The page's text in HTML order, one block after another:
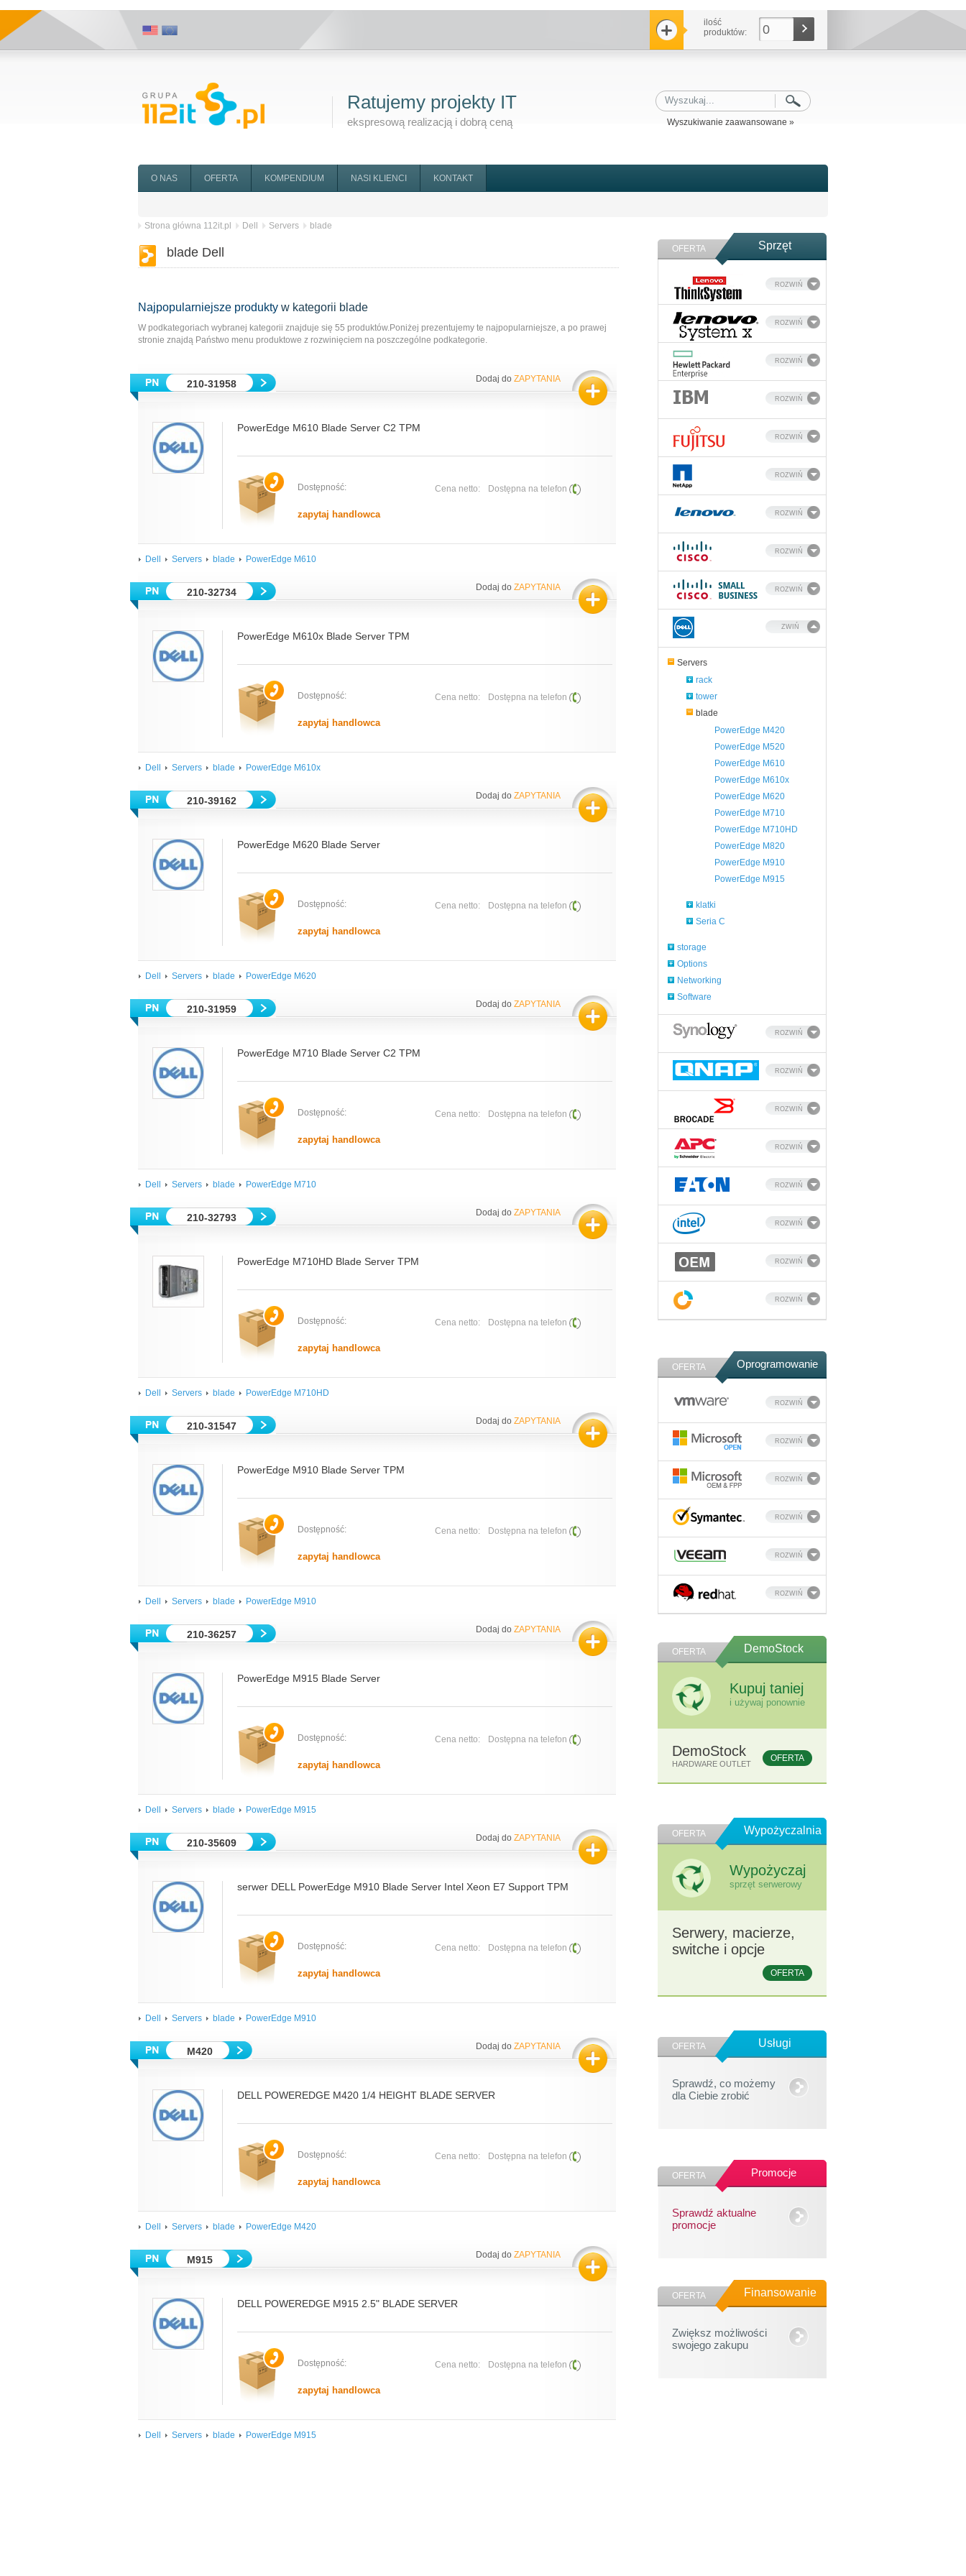
ilość
produktów:
0
Ratujemy projekty IT
ekspresową realizacją i dobrą ceną Wyszukiwanie zaawansowane »
O NAS OFERTA KOMPENDIUM NASI KLIENCI KONTAKT
OFERTA Sprzęt
ROZWIŃ
ROZWIŃ
ROZWIŃ
ROZWIŃ
ROZWIŃ
ROZWIŃ
ROZWIŃ
ROZWIŃ
ROZWIŃ
ZWIŃ
Servers
rack
tower
blade
PowerEdge M420
PowerEdge M520
PowerEdge M610
PowerEdge M610x
PowerEdge M620
PowerEdge M710
PowerEdge M710HD
PowerEdge M820
PowerEdge M910
PowerEdge M915
klatki
Seria C
storage
Options
Networking
Software
ROZWIŃ
ROZWIŃ
ROZWIŃ
ROZWIŃ
ROZWIŃ
ROZWIŃ
ROZWIŃ
ROZWIŃ
OFERTA Oprogramowanie
ROZWIŃ
ROZWIŃ
ROZWIŃ
ROZWIŃ
ROZWIŃ
ROZWIŃ
OFERTA DemoStock
Kupuj taniej
i używaj ponownie
DemoStock OFERTA
HARDWARE OUTLET
OFERTA Wypożyczalnia
Wypożyczaj
sprzęt serwerowy
Serwery, macierze,
switche i opcje
OFERTA
OFERTA Usługi
Sprawdź, co możemy
dla Ciebie zrobić
OFERTA Promocje
Sprawdź aktualne
promocje
OFERTA Finansowanie
Zwiększ możliwości
swojego zakupu
Strona główna 112it.pl Dell Servers blade
blade Dell
Najpopularniejsze produkty w kategorii blade
W podkategoriach wybranej kategorii znajduje się 55 produktów.Poniżej prezentujemy te najpopularniejsze, a po prawej
stronie znajdą Państwo menu produktowe z rozwinięciem na poszczególne podkategorie.
210-31958 Dodaj do ZAPYTANIA
PowerEdge M610 Blade Server C2 TPM
Dostępność:
zapytaj handlowca
Cena netto: Dostępna na telefon
Dell Servers blade PowerEdge M610
210-32734 Dodaj do ZAPYTANIA
PowerEdge M610x Blade Server TPM
Dostępność:
zapytaj handlowca
Cena netto: Dostępna na telefon
Dell Servers blade PowerEdge M610x
210-39162 Dodaj do ZAPYTANIA
PowerEdge M620 Blade Server
Dostępność:
zapytaj handlowca
Cena netto: Dostępna na telefon
Dell Servers blade PowerEdge M620
210-31959 Dodaj do ZAPYTANIA
PowerEdge M710 Blade Server C2 TPM
Dostępność:
zapytaj handlowca
Cena netto: Dostępna na telefon
Dell Servers blade PowerEdge M710
210-32793 Dodaj do ZAPYTANIA
PowerEdge M710HD Blade Server TPM
Dostępność:
zapytaj handlowca
Cena netto: Dostępna na telefon
Dell Servers blade PowerEdge M710HD
210-31547 Dodaj do ZAPYTANIA
PowerEdge M910 Blade Server TPM
Dostępność:
zapytaj handlowca
Cena netto: Dostępna na telefon
Dell Servers blade PowerEdge M910
210-36257 Dodaj do ZAPYTANIA
PowerEdge M915 Blade Server
Dostępność:
zapytaj handlowca
Cena netto: Dostępna na telefon
Dell Servers blade PowerEdge M915
210-35609 Dodaj do ZAPYTANIA
serwer DELL PowerEdge M910 Blade Server Intel Xeon E7 Support TPM
Dostępność:
zapytaj handlowca
Cena netto: Dostępna na telefon
Dell Servers blade PowerEdge M910
M420 Dodaj do ZAPYTANIA
DELL POWEREDGE M420 1/4 HEIGHT BLADE SERVER
Dostępność:
zapytaj handlowca
Cena netto: Dostępna na telefon
Dell Servers blade PowerEdge M420
M915 Dodaj do ZAPYTANIA
DELL POWEREDGE M915 2.5" BLADE SERVER
Dostępność:
zapytaj handlowca
Cena netto: Dostępna na telefon
Dell Servers blade PowerEdge M915